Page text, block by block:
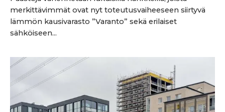
merkittävimmät ovat nyt toteutusvaiheeseen siirtyvä
lämmön kausivarasto ”Varanto” sekä erilaiset
sähköiseen...